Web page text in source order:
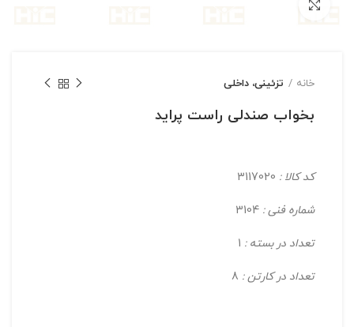
خانه تزئینی، داخلی
بخواب صندلی راست پراید
کد کالا :
شماره فنی :
تعداد در بسته :
تعداد در کارتن :